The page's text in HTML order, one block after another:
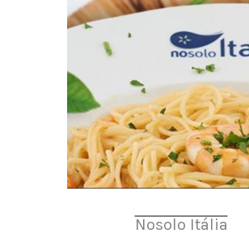
Nosolo Itália